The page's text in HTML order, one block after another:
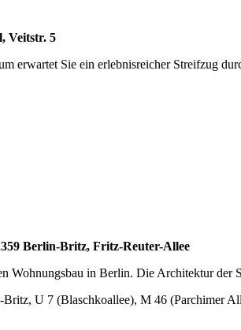
Veitstr. 5
erwartet Sie ein erlebnisreicher Streifzug
Berlin-Britz, Fritz-Reuter-Allee
Wohnungsbau in Berlin. Die Architektur
U 7 (Blaschkoallee), M 46 (Parchimer